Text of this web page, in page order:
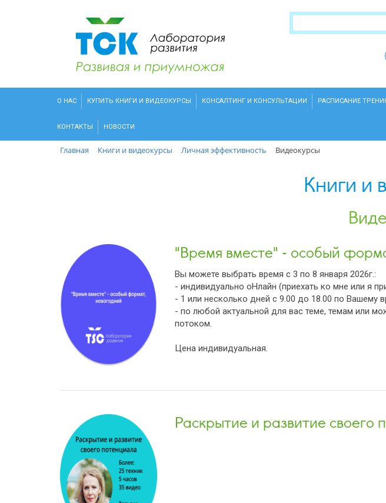
О НАС КУПИТЬ КНИГИ И ВИДЕОКУРСЫ КОНСАЛТИНГ И КОНСУЛЬТАЦИИ РАСПИСАНИЕ
КОНТАКТЫ НОВОСТИ
Главная Книги и видеокурсы Личная эффективность Видеокурсы
Книги и
"Время вместе" - особый
Вы можете выбрать время с 3 по 8 января 2026г.:
- индивидуально оНлайн (приехать ко мне или я
- 1 или несколько дней с 9.00 до 18.00 по Вашему
- по любой актуальной для вас теме, темам или
потоком.
Цена индивидуальная.
Раскрытие и развитие своего